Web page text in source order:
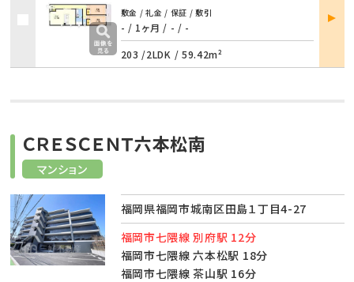
敷金 / 礼金 / 保証 / 敷引
- / 1ヶ月 / - / -
203 /2LDK / 59.42m²
部屋
詳細
マンション
ＣＲＥＳＣＥＮＴ六本松南
福岡県福岡市城南区田島１丁目4-27
福岡市七隈線 別府駅 12分
福岡市七隈線 六本松駅 18分
福岡市七隈線 茶山駅 16分